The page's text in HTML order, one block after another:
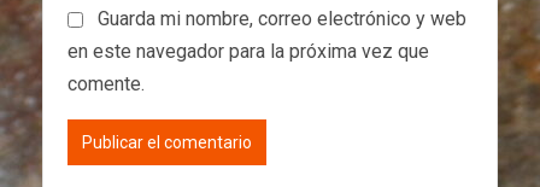
Guarda mi nombre, correo electrónico y web
en este navegador para la próxima vez que
comente.